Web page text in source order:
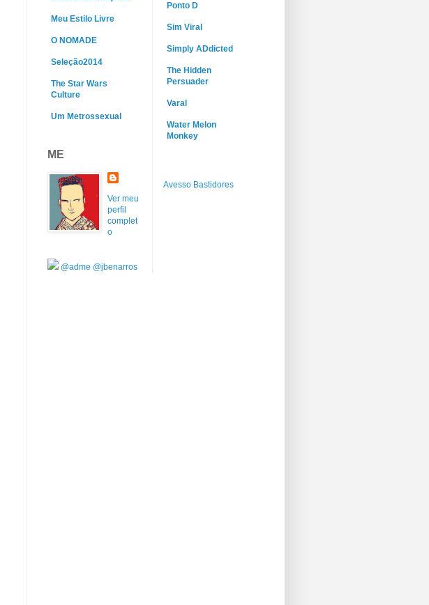
Meu Estilo Livre
O NOMADE
Seleção2014
The Star Wars
Culture
Um Metrossexual
ME
Ver meu
perfil
complet
o
@adme @jbenarros
Ponto D
Sim Viral
Simply ADdicted
The Hidden
Persuader
Varal
Water Melon
Monkey
Avesso Bastidores